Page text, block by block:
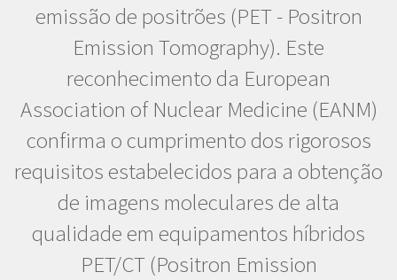
emissão de positrões (PET - Positron
Emission Tomography). Este
reconhecimento da European
Association of Nuclear Medicine (EANM)
confirma o cumprimento dos rigorosos
requisitos estabelecidos para a obtenção
de imagens moleculares de alta
qualidade em equipamentos híbridos
PET/CT (Positron Emission